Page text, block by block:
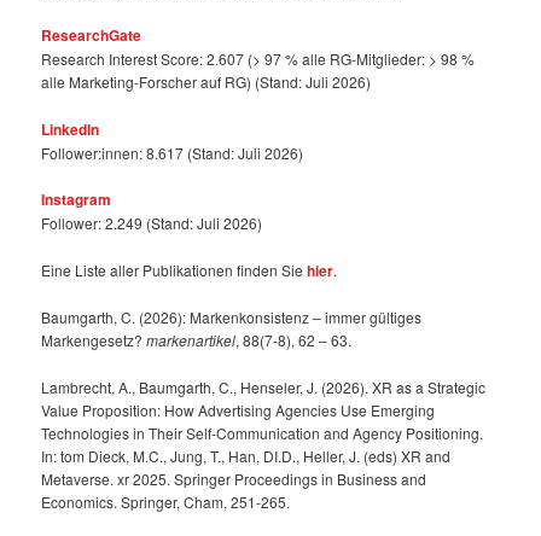
ResearchGate
Research Interest Score: 2.607 (> 97 % alle RG-Mitglieder: > 98 %
alle Marketing-Forscher auf RG) (Stand: Juli 2026)
LinkedIn
Follower:innen: 8.617 (Stand: Juli 2026)
Instagram
Follower: 2.249 (Stand: Juli 2026)
Eine Liste aller Publikationen finden Siehier.
Baumgarth, C. (2026): Markenkonsistenz – immer gültiges
Markengesetz?markenartikel, 88(7-8), 62 – 63.
Lambrecht, A., Baumgarth, C., Henseler, J. (2026). XR as a Strategic
Value Proposition: How Advertising Agencies Use Emerging
Technologies in Their Self-Communication and Agency Positioning.
In: tom Dieck, M.C., Jung, T., Han, DI.D., Heller, J. (eds) XR and
Metaverse. xr 2025. Springer Proceedings in Business and
Economics. Springer, Cham, 251-265.